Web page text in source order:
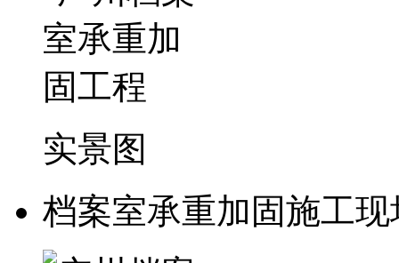
实景图
档案室承重加固施工现